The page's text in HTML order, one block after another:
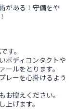
がある！守備をや
す。
ボディコンタクトや
ルをとります。
レーを心掛けるよう
お控えください。
げます。